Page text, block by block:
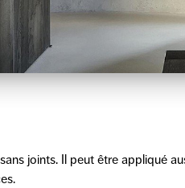
joints. Il peut être appliqué